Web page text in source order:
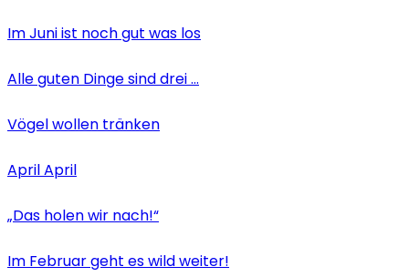
Im Juni ist noch gut was los
Alle guten Dinge sind drei …
Vögel wollen tränken
April April
„Das holen wir nach!“
Im Februar geht es wild weiter!